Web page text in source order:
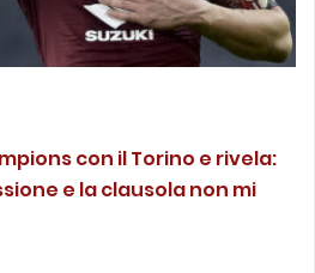
con il Torino e rivela:
e la clausola non mi